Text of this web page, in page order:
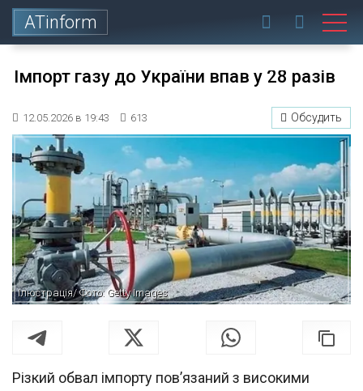
ATinform
Імпорт газу до України впав у 28 разів
12.05.2026 в 19:43 613 Обсудить
Ілюстрація/ Фото: Getty Images
Різкий обвал імпорту пов’язаний з високими